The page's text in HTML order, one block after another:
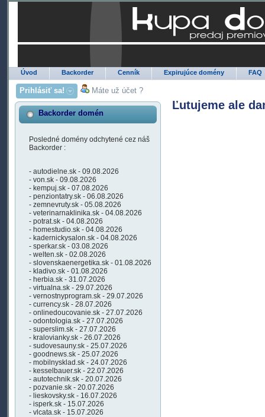
Úvod Backorder Cenník Expirujúce domény FAQ
Prihlásiť sa! Máte už účet ?
Backorder domén
Posledné domény odchytené cez náš
Backorder :
- autodielne.sk - 09.08.2026
- von.sk - 09.08.2026
- kempuj.sk - 07.08.2026
- penziontatry.sk - 06.08.2026
- zemnevruty.sk - 05.08.2026
- veterinarnaklinika.sk - 04.08.2026
- potrat.sk - 04.08.2026
- homestudio.sk - 04.08.2026
- kadernickysalon.sk - 04.08.2026
- sperkar.sk - 03.08.2026
- welten.sk - 02.08.2026
- slovenskaenergetika.sk - 01.08.2026
- kladivo.sk - 01.08.2026
- herbia.sk - 31.07.2026
- virtualna.sk - 29.07.2026
- vernostnyprogram.sk - 29.07.2026
- currency.sk - 28.07.2026
- onlinedoucovanie.sk - 27.07.2026
- odontologia.sk - 27.07.2026
- superslim.sk - 27.07.2026
- kralovianky.sk - 26.07.2026
- sudovesauny.sk - 25.07.2026
- goodnews.sk - 25.07.2026
- mobilnysklad.sk - 24.07.2026
- kesselbauer.sk - 22.07.2026
- autotechnik.sk - 20.07.2026
- pozvanie.sk - 20.07.2026
- lieskovsky.sk - 16.07.2026
- isperk.sk - 15.07.2026
- vlcata.sk - 15.07.2026
Ľutujeme ale